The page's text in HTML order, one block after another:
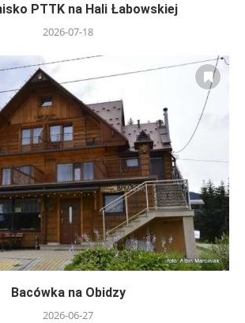
PTTK na Hali Łabowskiej
2026-07-18
Bacówka na Obidzy
2026-06-27